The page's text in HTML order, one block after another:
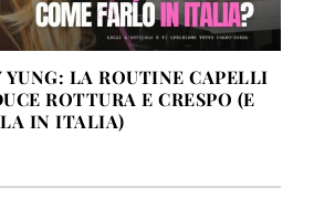
YUNG: LA ROUTINE CAPELLI
ROTTURA E CRESPO (E
IN ITALIA)